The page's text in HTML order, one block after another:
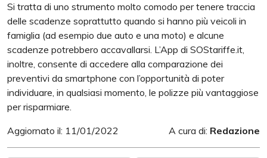
Si tratta di uno strumento molto comodo per tenere traccia
delle scadenze soprattutto quando si hanno più veicoli in
famiglia (ad esempio due auto e una moto) e alcune
scadenze potrebbero accavallarsi. L’App di SOStariffe.it,
inoltre, consente di accedere alla comparazione dei
preventivi da smartphone con l’opportunità di poter
individuare, in qualsiasi momento, le polizze più vantaggiose
per risparmiare.
Aggiornato il: 11/01/2022
A cura di: Redazione